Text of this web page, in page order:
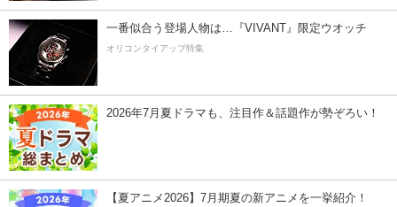
一番似合う登場人物は…『VIVANT』限定ウオッチ
オリコンタイアップ特集
2026年7月夏ドラマも、注目作＆話題作が勢ぞろい！
【夏アニメ2026】7月期夏の新アニメを一挙紹介！